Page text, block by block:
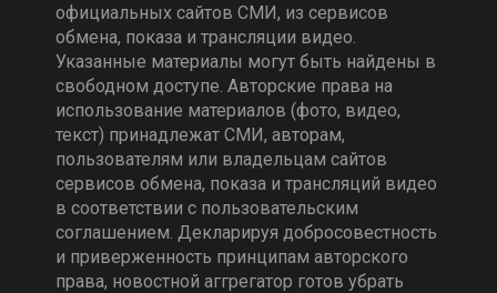
официальных сайтов СМИ, из сервисов
обмена, показа и трансляции видео.
Указанные материалы могут быть найдены в
свободном доступе. Авторские права на
использование материалов (фото, видео,
текст) принадлежат СМИ, авторам,
пользователям или владельцам сайтов
сервисов обмена, показа и трансляций видео
в соответствии с пользовательским
соглашением. Декларируя добросовестность
и приверженность принципам авторского
права, новостной аггрегатор готов убрать